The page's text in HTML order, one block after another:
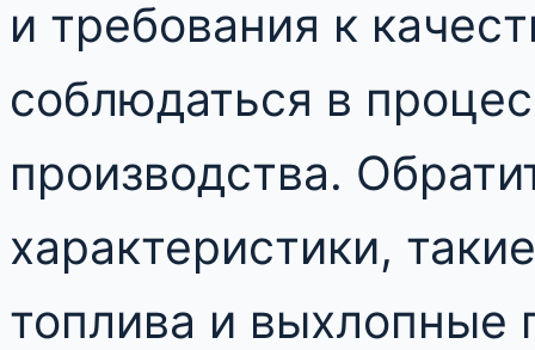
и требования к
соблюдаться в
производства.
характеристики,
топлива и выхлопные